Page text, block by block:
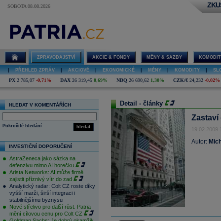
SOBOTA 08.08.2026
ZPRAVODAJSTVÍ AKCIE & FONDY MĚNY & SAZBY
PŘEHLED ZPRÁV AKCIOVÉ EKONOMICKÉ MĚNY KOMODITY
PX 2 785,07 -0,71% DAX 26 319,45 0,69% NDQ 26 690,62 1,30% CZK/€ 24,232 -0,02%
HLEDAT V KOMENTÁŘÍCH
hledat
Pokročilé hledání
INVESTIČNÍ DOPORUČENÍ
AstraZeneca jako sázka na
defenzivu mimo AI horečku
Arista Networks: AI může firmě
zajistit příznivý vítr do zad
Analytický radar: Colt CZ roste díky
vyšší marži, širší integraci i
stabilnějšímu byznysu
Nové střelivo pro další růst. Patria
mění cílovou cenu pro Colt CZ
Detail - články
Zastaví
19.02.2009
Autor: